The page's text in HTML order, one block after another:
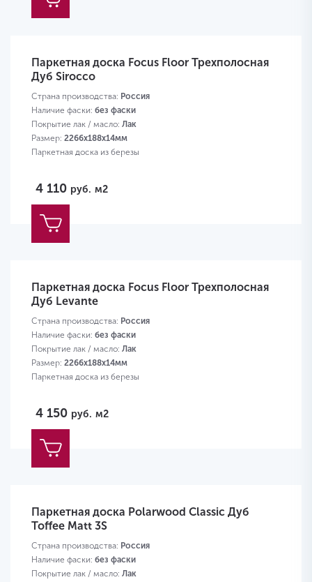
Паркетная доска Focus Floor Трехполосная
Дуб Sirocco
Страна производства: Россия
Наличие фаски: без фаски
Покрытие лак / масло: Лак
Размер: 2266х188х14мм
Паркетная доска из березы
4 110 руб. м2
Паркетная доска Focus Floor Трехполосная
Дуб Levante
Страна производства: Россия
Наличие фаски: без фаски
Покрытие лак / масло: Лак
Размер: 2266х188х14мм
Паркетная доска из березы
4 150 руб. м2
Паркетная доска Polarwood Classic Дуб
Toffee Matt 3S
Страна производства: Россия
Наличие фаски: без фаски
Покрытие лак / масло: Лак